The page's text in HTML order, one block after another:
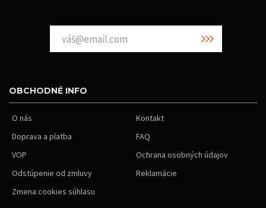
OBCHODNÉ INFO
O nás
Kontakt
Doprava a platba
FAQ
VOP
Ochrana osobných údajov
Odstúpenie od zmluvy
Reklamácie
Zmena cookies súhlasu